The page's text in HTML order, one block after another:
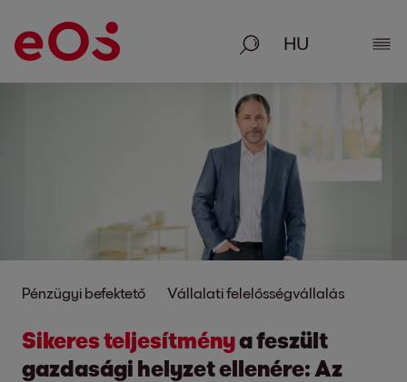
Keresés
Pénzügyi befektető Vállalati felelősségvállalás
Sikeres teljesítménya feszült
gazdasági helyzet ellenére: Az